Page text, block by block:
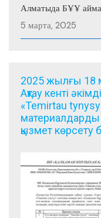
Алматыда БҰҰ
5 марта, 2025
2025 жылғы 18
Ақтау кенті
«Temirtau tynysy»
материалдарды
қызмет